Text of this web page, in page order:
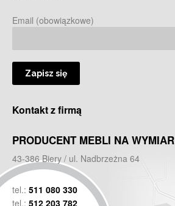
Email (obowiązkowe)
Kontakt z firmą
PRODUCENT MEBLI NA WYMIAR
43-386 Biery / ul. Nadbrzeżna 64
tel.: 511 080 330
tel.: 512 203 782